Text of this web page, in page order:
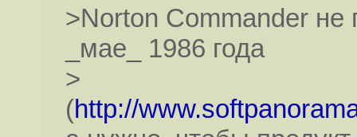
>Norton Commander
_мае_ 1986 года
>
(http://